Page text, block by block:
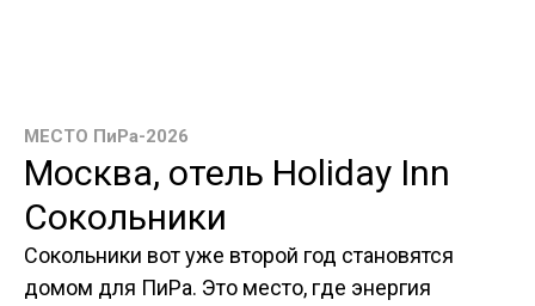
МЕСТО ПиРа-2026
Москва, отель Holiday Inn
Сокольники
Сокольники вот уже второй год становятся
домом для ПиРа. Это место, где энергия